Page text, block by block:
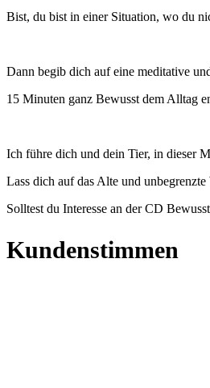
Bist, du bist in einer Situation, wo du
Dann begib dich auf eine meditative
15 Minuten ganz Bewusst dem Alltag
Ich führe dich und dein Tier, in dieser
Lass dich auf das Alte und
Solltest du Interesse an der CD
Kundenstimmen